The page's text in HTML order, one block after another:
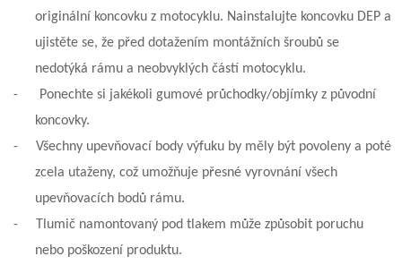
originální koncovku z motocyklu. Nainstalujte koncovku DEP a
ujistěte se, že před dotažením montážních šroubů se
nedotýká rámu a neobvyklých částí motocyklu.
-
Ponechte si jakékoli gumové průchodky/objímky z původní
koncovky.
-
Všechny upevňovací body výfuku by měly být povoleny a poté
zcela utaženy, což umožňuje přesné vyrovnání všech
upevňovacích bodů rámu.
-
Tlumič namontovaný pod tlakem může způsobit poruchu
nebo poškození produktu.